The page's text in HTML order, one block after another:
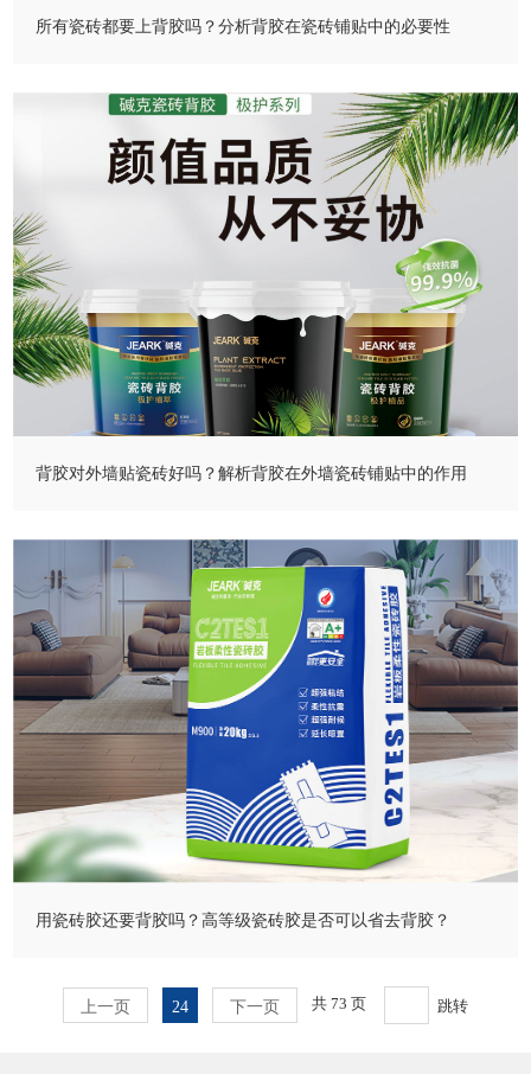
所有瓷砖都要上背胶吗？分析背胶在瓷砖铺贴中的必要性
背胶对外墙贴瓷砖好吗？解析背胶在外墙瓷砖铺贴中的作用
用瓷砖胶还要背胶吗？高等级瓷砖胶是否可以省去背胶？
上一页 24 下一页 共 73 页 跳转